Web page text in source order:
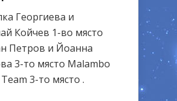
Георгиева и
Койчев 1-во място
Петров и Йоанна
3-то място Malambo
3-то място .